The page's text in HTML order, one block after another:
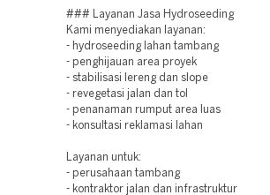
### Layanan Jasa Hydroseeding
Kami menyediakan layanan:
- hydroseeding lahan tambang
- penghijauan area proyek
- stabilisasi lereng dan slope
- revegetasi jalan dan tol
- penanaman rumput area luas
- konsultasi reklamasi lahan
Layanan untuk:
- perusahaan tambang
- kontraktor jalan dan infrastruktur